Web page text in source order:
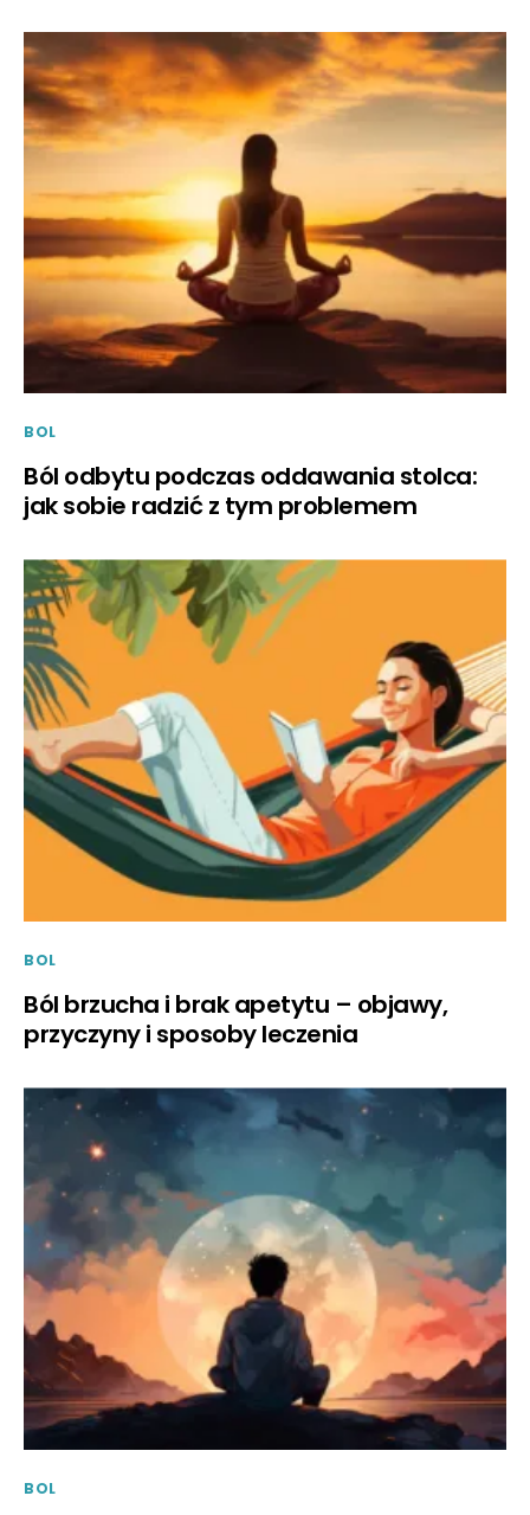
BOL
Ból odbytu podczas oddawania stolca:
jak sobie radzić z tym problemem
BOL
Ból brzucha i brak apetytu – objawy,
przyczyny i sposoby leczenia
BOL